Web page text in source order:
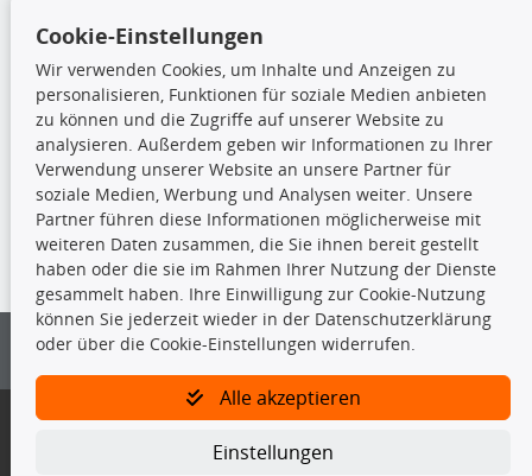
Stoßdämpfer
TecDoc Inside
Die hier angezeigten Daten insbesondere die gesamte Datenbank dürfen
nicht kopiert werden.
Es ist zu unterlassen, die Daten oder die gesamte Datenbank ohne
vorherige Zustimmung von TecDoc zu vervielfältigen, zu verbreiten
und/oder diese Handlungen durch Dritte ausführen zu lassen. Ein
Bitte prüfen Sie, ob das über unseren Onlineshop identifizierte Ersatzteil
Gegebenenfalls sind ergänzende Informationen notwendig, um
Cookie-Einstellungen
Wir verwenden Cookies, um Inhalte und Anzeigen zu
personalisieren, Funktionen für soziale Medien anbieten
zu können und die Zugriffe auf unserer Website zu
analysieren. Außerdem geben wir Informationen zu Ihrer
Verwendung unserer Website an unsere Partner für
soziale Medien, Werbung und Analysen weiter. Unsere
Partner führen diese Informationen möglicherweise mit
weiteren Daten zusammen, die Sie ihnen bereit gestellt
haben oder die sie im Rahmen Ihrer Nutzung der Dienste
gesammelt haben. Ihre Einwilligung zur Cookie-Nutzung
können Sie jederzeit wieder in der Datenschutzerklärung
oder über die Cookie-Einstellungen widerrufen.
Alle akzeptieren
Einstellungen